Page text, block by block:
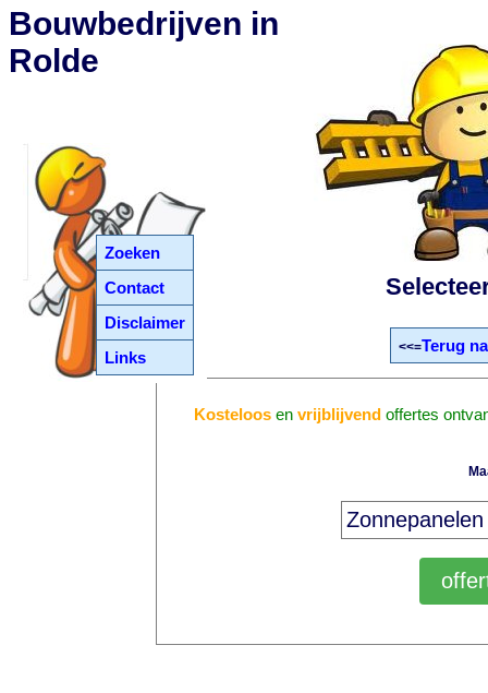
Zoeken
Contact
Disclaimer
Links
Bouwbedrijven in
Rolde
<<=Terug
Kosteloosen vrijblijvendoffertes